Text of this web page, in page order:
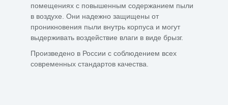
помещениях с повышенным содержанием пыли
в воздухе. Они надежно защищены от
проникновения пыли внутрь корпуса и могут
выдерживать воздействие влаги в виде брызг.
Произведено в России с соблюдением всех
современных стандартов качества.